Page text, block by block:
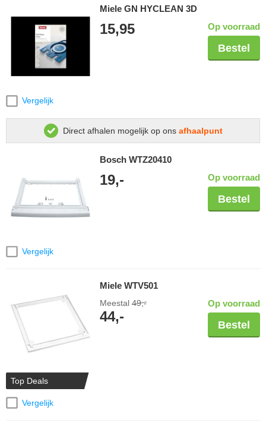
Vergelijk
Miele GN HYCLEAN 3D
15,95 Op voorraad
Bestel
Direct afhalen mogelijk op ons afhaalpunt
Vergelijk
Bosch WTZ20410
19,- Op voorraad
Bestel
Top Deals
Vergelijk
Miele WTV501
Meestal 49,-
44,-
Op voorraad
Bestel